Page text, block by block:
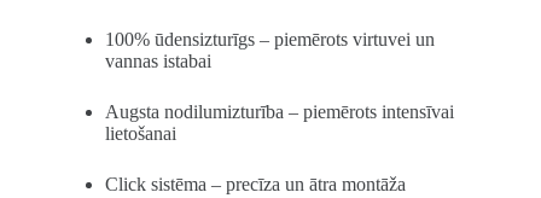
100% ūdensizturīgs – piemērots virtuvei un
vannas istabai
Augsta nodilumizturība – piemērots intensīvai
lietošanai
Click sistēma – precīza un ātra montāža